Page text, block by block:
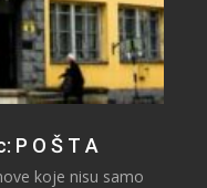
P O Š T A
koje nisu samo